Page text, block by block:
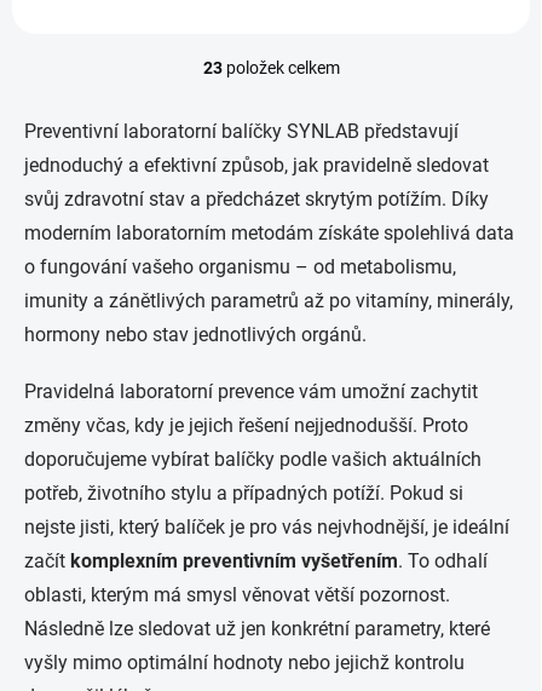
O
l
á
d
a
í
p
v
k
y
ý
p
s
u
23položek celkem
Preventivní laboratorní balíčky SYNLAB představují
jednoduchý a efektivní způsob, jak pravidelně sledovat
svůj zdravotní stav a předcházet skrytým potížím. Díky
moderním laboratorním metodám získáte spolehlivá data
o fungování vašeho organismu – od metabolismu,
imunity a zánětlivých parametrů až po vitamíny, minerály,
hormony nebo stav jednotlivých orgánů.
Pravidelná laboratorní prevence vám umožní zachytit
změny včas, kdy je jejich řešení nejjednodušší. Proto
doporučujeme vybírat balíčky podle vašich aktuálních
potřeb, životního stylu a případných potíží. Pokud si
nejste jisti, který balíček je pro vás nejvhodnější, je ideální
začít komplexním preventivním vyšetřením. To odhalí
oblasti, kterým má smysl věnovat větší pozornost.
Následně lze sledovat už jen konkrétní parametry, které
vyšly mimo optimální hodnoty nebo jejichž kontrolu